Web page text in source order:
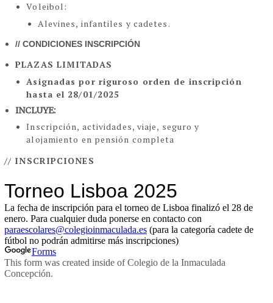
Voleibol:
Alevines, infantiles y cadetes.
// CONDICIONES INSCRIPCIÓN
PLAZAS LIMITADAS
Asignadas por riguroso orden de inscripción
hasta el 28/01/2025
INCLUYE:
Inscripción, actividades, viaje, seguro y
alojamiento en pensión completa
// INSCRIPCIONES